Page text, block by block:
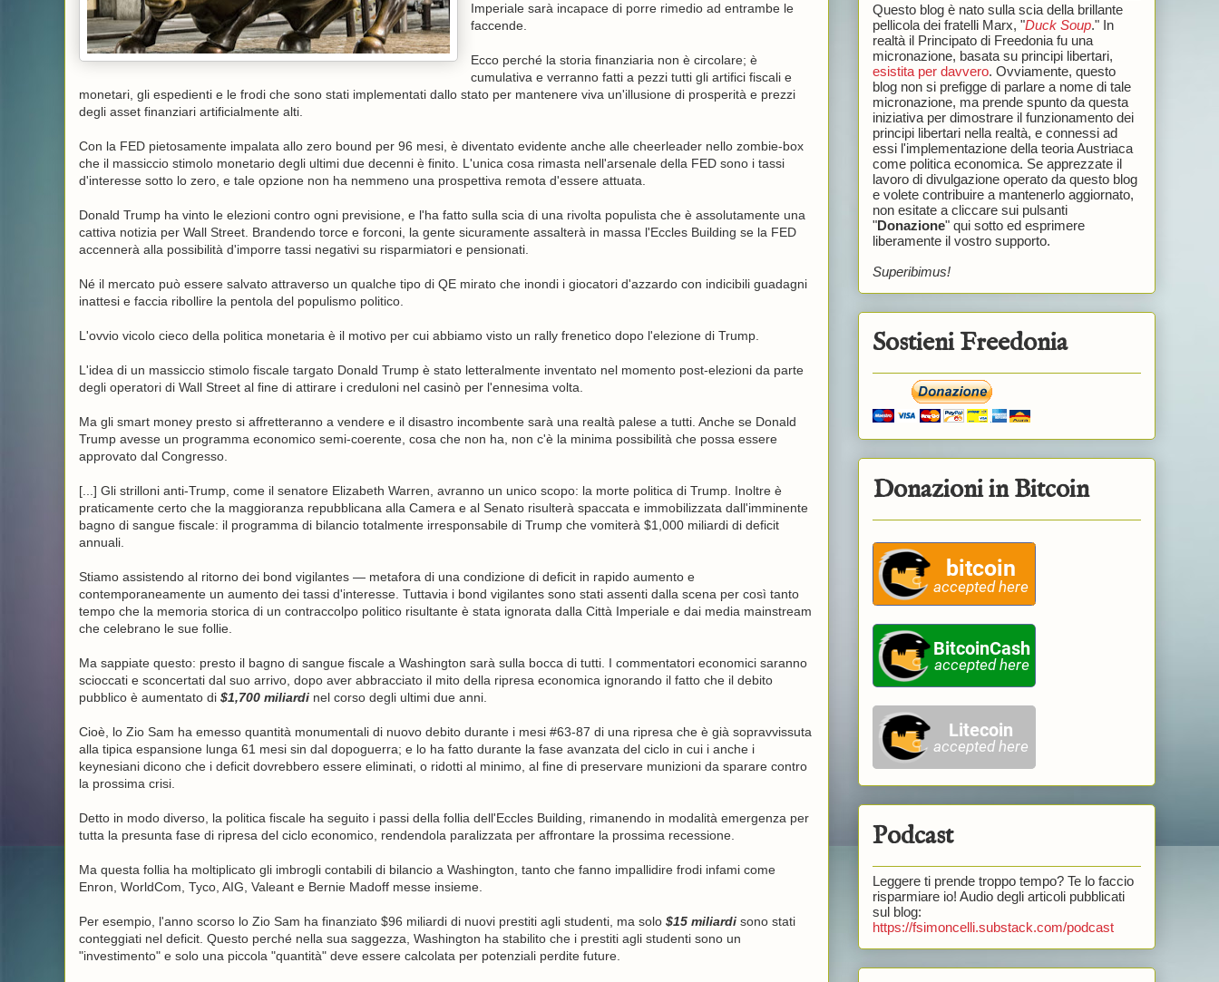
Imperiale sarà incapace di porre rimedio ad entrambe le
faccende.
Ecco perché la storia finanziaria non è circolare; è
cumulativa e verranno fatti a pezzi tutti gli artifici fiscali e
monetari, gli espedienti e le frodi che sono stati implementati dallo stato per mantenere viva un'illusione di prosperità e prezzi
degli asset finanziari artificialmente alti.
Con la FED pietosamente impalata allo zero bound per 96 mesi, è diventato evidente anche alle cheerleader nello zombie-box
che il massiccio stimolo monetario degli ultimi due decenni è finito. L'unica cosa rimasta nell'arsenale della FED sono i tassi
d'interesse sotto lo zero, e tale opzione non ha nemmeno una prospettiva remota d'essere attuata.
Donald Trump ha vinto le elezioni contro ogni previsione, e l'ha fatto sulla scia di una rivolta populista che è assolutamente una
cattiva notizia per Wall Street. Brandendo torce e forconi, la gente sicuramente assalterà in massa l'Eccles Building se la FED
accennerà alla possibilità d'imporre tassi negativi su risparmiatori e pensionati.
Né il mercato può essere salvato attraverso un qualche tipo di QE mirato che inondi i giocatori d'azzardo con indicibili guadagni
inattesi e faccia ribollire la pentola del populismo politico.
L'ovvio vicolo cieco della politica monetaria è il motivo per cui abbiamo visto un rally frenetico dopo l'elezione di Trump.
L'idea di un massiccio stimolo fiscale targato Donald Trump è stato letteralmente inventato nel momento post-elezioni da parte
degli operatori di Wall Street al fine di attirare i creduloni nel casinò per l'ennesima volta.
Ma gli smart money presto si affretteranno a vendere e il disastro incombente sarà una realtà palese a tutti. Anche se Donald
Trump avesse un programma economico semi-coerente, cosa che non ha, non c'è la minima possibilità che possa essere
approvato dal Congresso.
[...] Gli strilloni anti-Trump, come il senatore Elizabeth Warren, avranno un unico scopo: la morte politica di Trump. Inoltre è
praticamente certo che la maggioranza repubblicana alla Camera e al Senato risulterà spaccata e immobilizzata dall'imminente
bagno di sangue fiscale: il programma di bilancio totalmente irresponsabile di Trump che vomiterà $1,000 miliardi di deficit
annuali.
Stiamo assistendo al ritorno dei bond vigilantes — metafora di una condizione di deficit in rapido aumento e
contemporaneamente un aumento dei tassi d'interesse. Tuttavia i bond vigilantes sono stati assenti dalla scena per così tanto
tempo che la memoria storica di un contraccolpo politico risultante è stata ignorata dalla Città Imperiale e dai media mainstream
che celebrano le sue follie.
Ma sappiate questo: presto il bagno di sangue fiscale a Washington sarà sulla bocca di tutti. I commentatori economici saranno
scioccati e sconcertati dal suo arrivo, dopo aver abbracciato il mito della ripresa economica ignorando il fatto che il debito
pubblico è aumentato di $1,700 miliardinel corso degli ultimi due anni.
Cioè, lo Zio Sam ha emesso quantità monumentali di nuovo debito durante i mesi #63-87 di una ripresa che è già sopravvissuta
alla tipica espansione lunga 61 mesi sin dal dopoguerra; e lo ha fatto durante la fase avanzata del ciclo in cui i anche i
keynesiani dicono che i deficit dovrebbero essere eliminati, o ridotti al minimo, al fine di preservare munizioni da sparare contro
la prossima crisi.
Detto in modo diverso, la politica fiscale ha seguito i passi della follia dell'Eccles Building, rimanendo in modalità emergenza per
tutta la presunta fase di ripresa del ciclo economico, rendendola paralizzata per affrontare la prossima recessione.
Ma questa follia ha moltiplicato gli imbrogli contabili di bilancio a Washington, tanto che fanno impallidire frodi infami come
Enron, WorldCom, Tyco, AIG, Valeant e Bernie Madoff messe insieme.
Per esempio, l'anno scorso lo Zio Sam ha finanziato $96 miliardi di nuovi prestiti agli studenti, ma solo $15 miliardisono stati
conteggiati nel deficit. Questo perché nella sua saggezza, Washington ha stabilito che i prestiti agli studenti sono un
"investimento" e solo una piccola "quantità" deve essere calcolata per potenziali perdite future.
Questo blog è nato sulla scia della brillante
pellicola dei fratelli Marx, "Duck Soup." In
realtà il Principato di Freedonia fu una
micronazione, basata su principi libertari,
esistita per davvero. Ovviamente, questo
blog non si prefigge di parlare a nome di tale
micronazione, ma prende spunto da questa
iniziativa per dimostrare il funzionamento dei
principi libertari nella realtà, e connessi ad
essi l'implementazione della teoria Austriaca
come politica economica. Se apprezzate il
lavoro di divulgazione operato da questo blog
e volete contribuire a mantenerlo aggiornato,
non esitate a cliccare sui pulsanti
"Donazione" qui sotto ed esprimere
liberamente il vostro supporto.
Superibimus!
Sostieni Freedonia
Donazioni in Bitcoin
Podcast
Leggere ti prende troppo tempo? Te lo faccio
risparmiare io! Audio degli articoli pubblicati
sul blog:
https://fsimoncelli.substack.com/podcast